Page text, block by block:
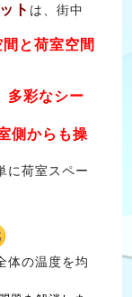
ト は、街中
と荷室空間
多彩なシー
側からも操
に荷室スペー
体の温度を均